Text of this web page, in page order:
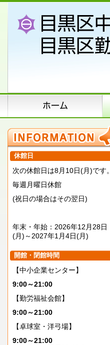
休館日
次の休館日は8月10日(月)です。
毎週月曜日休館
(祝日の場合はその翌日)
年末・年始：2026年12月28日
(月)～2027年1月4日(月)
開館・閉館時間
【中小企業センター】
9:00～21:00
【勤労福祉会館】
9:00～21:00
【卓球室・洋弓場】
9:00～21:00